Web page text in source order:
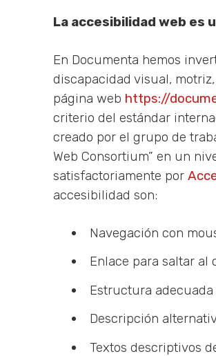
La accesibilidad web es
En Documenta hemos
discapacidad visual,
página web https://
criterio del estándar
creado por el grupo de
Web Consortium” en un
satisfactoriamente por
accesibilidad son:
Navegación con
Enlace para saltar al
Estructura adecuada
Descripción
Textos descriptivos